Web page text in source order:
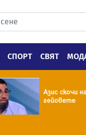
СПОРТ СВЯТ
Азис скочи
гейовете